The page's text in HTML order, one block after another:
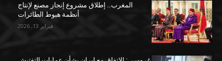
المغرب.. إطلاق مشروع إنجاز مصنع لإنتاج
أنظمة هبوط الطائرات
فبراير 13, 2026